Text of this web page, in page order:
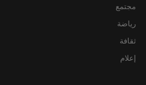
مجتمع
رياضة
ثقافة
إعلام